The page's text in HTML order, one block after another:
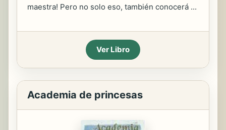
maestra! Pero no solo eso, también conocerá ...
Ver Libro
Academia de princesas